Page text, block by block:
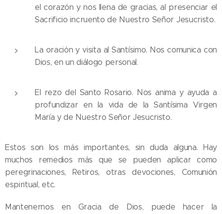
el corazón y nos llena de gracias, al presenciar el
Sacrificio incruento de Nuestro Señor Jesucristo.
La oración y visita al Santísimo. Nos comunica con
Dios, en un diálogo personal.
El rezo del Santo Rosario. Nos anima y ayuda a
profundizar en la vida de la Santísima Virgen
María y de Nuestro Señor Jesucristo.
Estos son los más importantes, sin duda alguna. Hay
muchos remedios más que se pueden aplicar como
peregrinaciones, Retiros, otras devociones, Comunión
espiritual, etc.
Mantenernos en Gracia de Dios, puede hacer la